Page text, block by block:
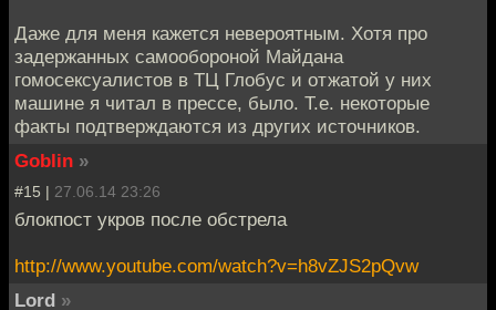
Даже для меня кажется невероятным. Хотя про
задержанных самообороной Майдана
гомосексуалистов в ТЦ Глобус и отжатой у них
машине я читал в прессе, было. Т.е. некоторые
факты подтверждаются из других источников.
Goblin »
#15 | 27.06.14 23:26
блокпост укров после обстрела
http://www.youtube.com/watch?v=h8vZJS2pQvw
Lord »